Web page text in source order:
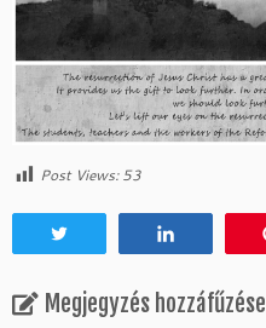
Post Views:53
Megjegyzés hozzáfűzése